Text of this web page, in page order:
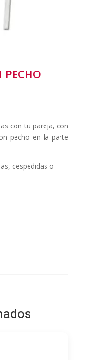
PECHO
con tu pareja, con
pecho en la parte
despedidas o